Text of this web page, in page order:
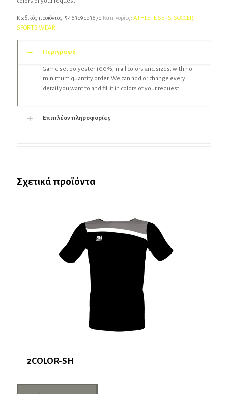
Κωδικός προϊόντος: 5463c9cb367e Κατηγορίες: ATHLETE SETS, SOCCER,
SPORTS WEAR
Περιγραφή
Game set polyester 100%,in all colors and sizes, with no
minimum quantity order. We can add or change every
detail you want to and fill it in colors of your request.
Επιπλέον πληροφορίες
Σχετικά προϊόντα
2COLOR-SH